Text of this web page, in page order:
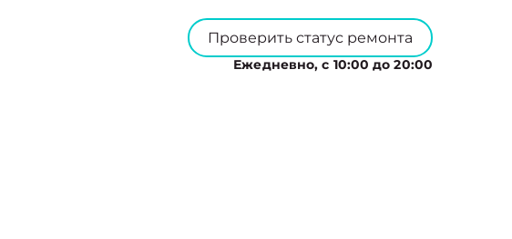
Проверить статус ремонта
Ежедневно, с 10:00 до 20:00